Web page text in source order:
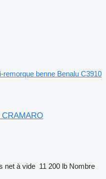
remorque benne Benalu C3910
net à vide 11 200 lb Nombre